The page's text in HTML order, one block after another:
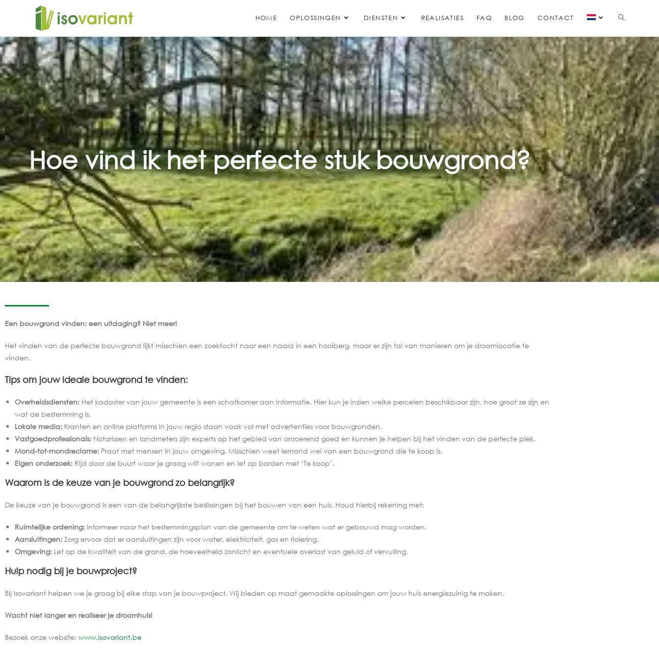
HOME OPLOSSINGEN DIENSTEN REALISATIES FAQ BLOG CONTACT
Hoe vind ik het perfecte stuk bouwgrond?
Een bouwgrond vinden: een uitdaging? Niet meer!
Het vinden van de perfecte bouwgrond lijkt misschien een zoektocht naar een naald in een hooiberg, maar er zijn tal van manieren om je droomlocatie te
vinden.
Tips om jouw ideale bouwgrond te vinden:
Overheidsdiensten: Het kadaster van jouw gemeente is een schatkamer aan informatie. Hier kun je inzien welke percelen beschikbaar zijn, hoe groot ze zijn en
wat de bestemming is.
Lokale media: Kranten en online platforms in jouw regio staan vaak vol met advertenties voor bouwgronden.
Vastgoedprofessionals: Notarissen en landmeters zijn experts op het gebied van onroerend goed en kunnen je helpen bij het vinden van de perfecte plek.
Mond-tot-mondreclame: Praat met mensen in jouw omgeving. Misschien weet iemand wel van een bouwgrond die te koop is.
Eigen onderzoek: Rijd door de buurt waar je graag wilt wonen en let op borden met ‘Te koop’.
Waarom is de keuze van je bouwgrond zo belangrijk?
De keuze van je bouwgrond is een van de belangrijkste beslissingen bij het bouwen van een huis. Houd hierbij rekening met:
Ruimtelijke ordening: Informeer naar het bestemmingsplan van de gemeente om te weten wat er gebouwd mag worden.
Aansluitingen: Zorg ervoor dat er aansluitingen zijn voor water, elektriciteit, gas en riolering.
Omgeving: Let op de kwaliteit van de grond, de hoeveelheid zonlicht en eventuele overlast van geluid of vervuiling.
Hulp nodig bij je bouwproject?
Bij Isovariant helpen we je graag bij elke stap van je bouwproject. Wij bieden op maat gemaakte oplossingen om jouw huis energiezuinig te maken.
Wacht niet langer en realiseer je droomhuis!
Bezoek onze website: www.isovariant.be